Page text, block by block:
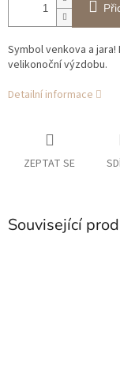
Symbol venkova a
velikonoční výzdobu.
Detailní informace
ZEPTAT SE
Související